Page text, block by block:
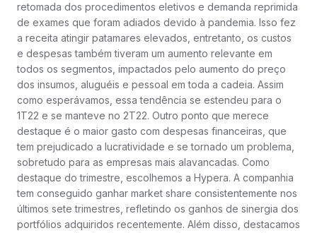
retomada dos procedimentos eletivos e demanda reprimida
de exames que foram adiados devido à pandemia. Isso fez
a receita atingir patamares elevados, entretanto, os custos
e despesas também tiveram um aumento relevante em
todos os segmentos, impactados pelo aumento do preço
dos insumos, aluguéis e pessoal em toda a cadeia. Assim
como esperávamos, essa tendência se estendeu para o
1T22 e se manteve no 2T22. Outro ponto que merece
destaque é o maior gasto com despesas financeiras, que
tem prejudicado a lucratividade e se tornado um problema,
sobretudo para as empresas mais alavancadas. Como
destaque do trimestre, escolhemos a Hypera. A companhia
tem conseguido ganhar market share consistentemente nos
últimos sete trimestres, refletindo os ganhos de sinergia dos
portfólios adquiridos recentemente. Além disso, destacamos